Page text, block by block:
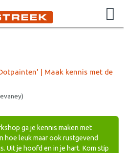
| Maak kennis met de
ga je kennis maken met
hoe leuk maar ook rustgevend
Uit je hoofd en in je hart. Kom stip